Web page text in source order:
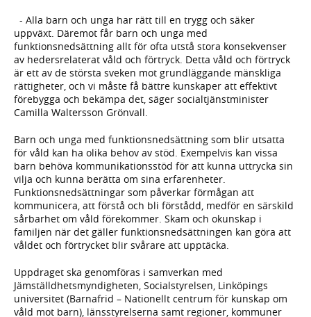
- Alla barn och unga har rätt till en trygg och säker
uppväxt. Däremot får barn och unga med
funktionsnedsättning allt för ofta utstå stora konsekvenser
av hedersrelaterat våld och förtryck. Detta våld och förtryck
är ett av de största sveken mot grundläggande mänskliga
rättigheter, och vi måste få bättre kunskaper att effektivt
förebygga och bekämpa det, säger socialtjänstminister
Camilla Waltersson Grönvall.
Barn och unga med funktionsnedsättning som blir utsatta
för våld kan ha olika behov av stöd. Exempelvis kan vissa
barn behöva kommunikationsstöd för att kunna uttrycka sin
vilja och kunna berätta om sina erfarenheter.
Funktionsnedsättningar som påverkar förmågan att
kommunicera, att förstå och bli förstådd, medför en särskild
sårbarhet om våld förekommer. Skam och okunskap i
familjen när det gäller funktionsnedsättningen kan göra att
våldet och förtrycket blir svårare att upptäcka.
Uppdraget ska genomföras i samverkan med
Jämställdhetsmyndigheten, Socialstyrelsen, Linköpings
universitet (Barnafrid – Nationellt centrum för kunskap om
våld mot barn), länsstyrelserna samt regioner, kommuner